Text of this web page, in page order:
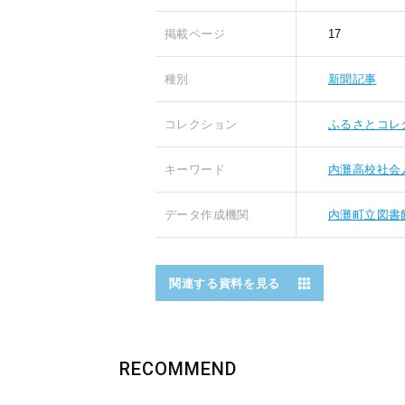
掲載ページ 17
種別 新聞記事
コレクション ふるさとコレ
キーワード 内灘高校社会
データ作成機関 内灘町立図書
関連する資料を見る
RECOMMEND